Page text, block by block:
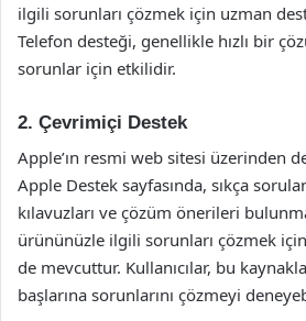
ilgili sorunları çözmek için uzman
Telefon desteği, genellikle hızlı bir
sorunlar için etkilidir.
2. Çevrimiçi Destek
Apple’ın resmi web sitesi üzerinden
Apple Destek sayfasında, sıkça
kılavuzları ve çözüm önerileri
ürününüzle ilgili sorunları çözmek
de mevcuttur. Kullanıcılar, bu
başlarına sorunlarını çözmeyi